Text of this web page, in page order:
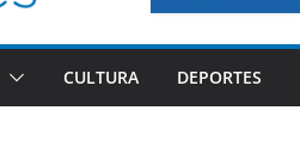
CULTURA DEPORTES